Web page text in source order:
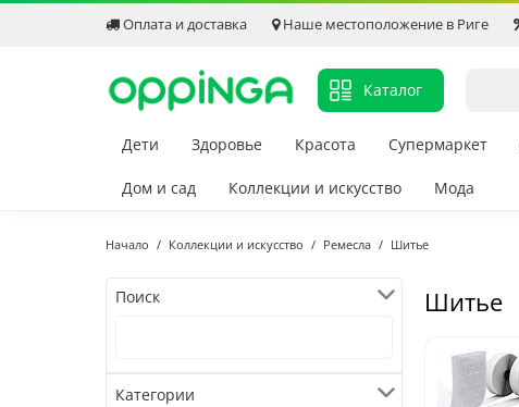
Оплата и доставка Наше местоположение в Риге
Каталог
Дети Здоровье Красота Супермаркет
Дом и сад Коллекции и искусство Мода
Начало Коллекции и искусство Ремесла Шитье
Поиск
Категории
Шитье